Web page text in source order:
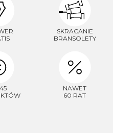
SKRACANIE
BRANSOLETY
NAWET
60 RAT